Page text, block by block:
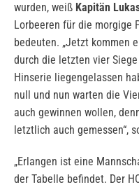
wurden, weiß Kapitän
Lorbeeren für die morgige
bedeuten. „Jetzt kommen
durch die letzten vier
Hinserie liegengelassen
null und nun warten die
auch gewinnen wollen,
letztlich auch gemessen“,
„Erlangen ist eine
der Tabelle befindet. Der